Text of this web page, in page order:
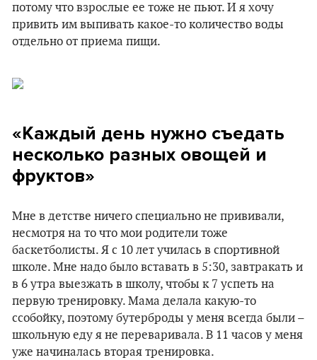
потому что взрослые ее тоже не пьют. И я хочу
привить им выпивать какое-то количество воды
отдельно от приема пищи.
«Каждый день нужно съедать
несколько разных овощей и
фруктов»
Мне в детстве ничего специально не прививали,
несмотря на то что мои родители тоже
баскетболисты. Я с 10 лет училась в спортивной
школе. Мне надо было вставать в 5:30, завтракать и
в 6 утра выезжать в школу, чтобы к 7 успеть на
первую тренировку. Мама делала какую-то
ссобойку, поэтому бутерброды у меня всегда были –
школьную еду я не переваривала. В 11 часов у меня
уже начиналась вторая тренировка.